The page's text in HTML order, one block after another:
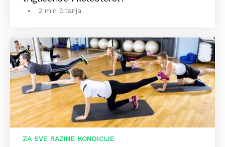
2 min čitanja
ZA SVE RAZINE KONDICIJE